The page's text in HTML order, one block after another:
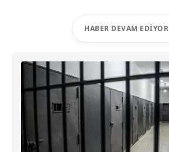
HABER DEVAM EDIYOR